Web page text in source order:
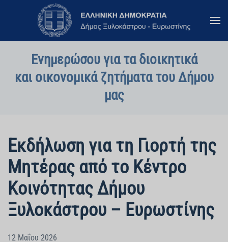
Skip to main content
Ενημερώσου για τα διοικητικά
και οικονομικά ζητήματα του Δήμου
μας
Εκδήλωση για τη Γιορτή της
Μητέρας από το Κέντρο
Κοινότητας Δήμου
Ξυλοκάστρου – Ευρωστίνης
12 Μαΐου 2026